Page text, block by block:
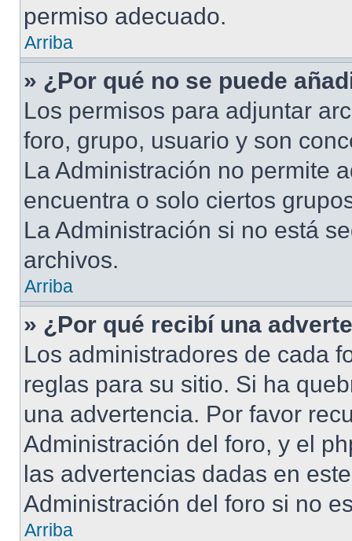
permiso adecuado.
Arriba
» ¿Por qué no se puede
Los permisos para adjuntar
foro, grupo, usuario y son
La Administración no permite
encuentra o solo ciertos
La Administración si no está
archivos.
Arriba
» ¿Por qué recibí una
Los administradores de cada
reglas para su sitio. Si ha
una advertencia. Por favor
Administración del foro, y el
las advertencias dadas en
Administración del foro si no
Arriba